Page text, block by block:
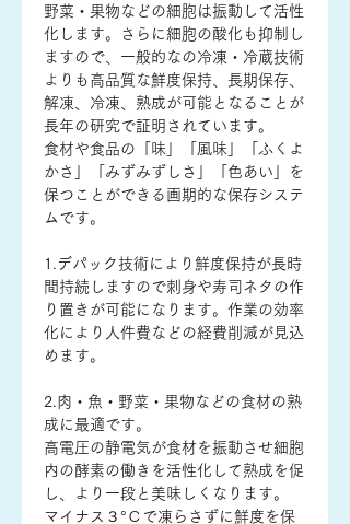
野菜・果物などの細胞は振動して活性
化します。さらに細胞の酸化も抑制し
ますので、一般的なの冷凍・冷蔵技術
よりも高品質な鮮度保持、長期保存、
解凍、冷凍、熟成が可能となることが
長年の研究で証明されています。
食材や食品の「味」「風味」「ふくよ
かさ」「みずみずしさ」「色あい」を
保つことができる画期的な保存システ
ムです。
1.デパック技術により鮮度保持が長時
間持続しますので刺身や寿司ネタの作
り置きが可能になります。作業の効率
化により人件費などの経費削減が見込
めます。
2.肉・魚・野菜・果物などの食材の熟
成に最適です。
高電圧の静電気が食材を振動させ細胞
内の酵素の働きを活性化して熟成を促
し、より一段と美味しくなります。
マイナス３°Ｃで凍らさずに鮮度を保